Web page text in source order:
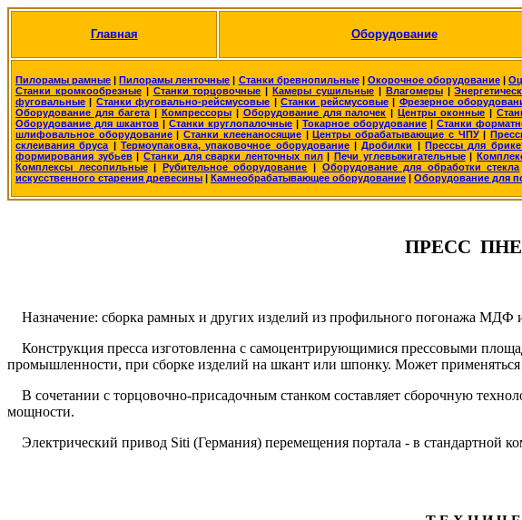
Главная Оборудование
Пилорамы рамные |Пилорамы ленточные | Станки бревнопильные| Окорочное оборудование|
Станки кромкообрезные| Станки торцовочные |Камеры сушильные | Влагомеры|
фуговальные | Станки фуговально-рейсмусовые |Станки рейсмусовые| Фрезерное
Оборудование для багета| Компрессоры| Оборудование для палочек |Центры оконные |
Оборудование для шкантов | Станки круглопалочные | Токарное оборудование | Станки
шлифовальное оборудование|Станки клеенаносящие|Центры обрабатывающие с ЧПУ|
склеивания бруса |Термоупаковка, упаковочное оборудование|Дробилки |Прессы для
формирования зубьев| Станки для сварки ленточных пил| Печи углевыжигательные|
Комплексы лесопильные| Рубительное оборудование | Оборудование для обработки стекла
искусственного старения древесины | Камнеобрабатывающее оборудование | Оборудование для
ПРЕСС
Назначение: cборка рамных и других изделий из профильного погонажа МДФ
Конструкция пресса изготовленна с самоцентрирующимися прессовыми
промышленности, при сборке изделий на шкант или шпонку. Может применяться
В сочетании с торцовочно-присадочным станком составляет сборочную
мощности.
Электрический привод Siti (Германия) перемещения портала - в стандартной